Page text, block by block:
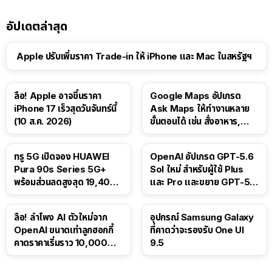
อัปเดตล่าสุด
Apple ปรับเพิ่มราคา Trade-in ให้ iPhone และ Mac ในสหรัฐฯ
ลือ! Apple อาจขึ้นราคา
iPhone 17 เร็วสุดวันจันทร์นี้
(10 ส.ค. 2026)
Google Maps อัปเกรด
Ask Maps ให้ทำงานหลาย
ขั้นตอนได้ เช่น สั่งอาหาร,
ทรู 5G เปิดจอง HUAWEI
Pura 90s Series 5G+
พร้อมส่วนลดสูงสุด 19,400
OpenAI อัปเกรด GPT-5.6
Sol ใหม่ สำหรับผู้ใช้ Plus
และ Pro และขยาย GPT-5.6
ลือ! ลำโพง AI ตัวใหม่จาก
OpenAI ขนาดเท่าลูกฮอกกี้
คาดราคาเริ่มราว 10,000
อุปกรณ์ Samsung Galaxy
ที่คาดว่าจะรองรับ One UI
9.5